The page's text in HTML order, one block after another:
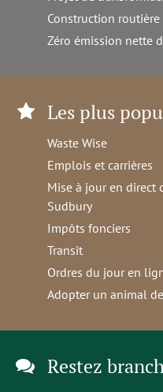
Construction
Zéro émission nette
Les plus
Waste Wise
Emplois et carrières
Mise à jour en direct
Sudbury
Impôts fonciers
Transit
Ordres du jour en
Adopter un animal
Restez